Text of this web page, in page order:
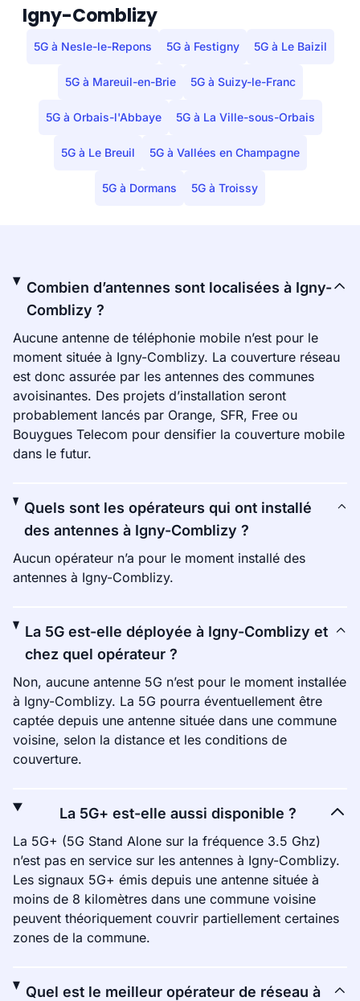
Igny-Comblizy
5G à Nesle-le-Repons 5G à Festigny 5G à Le Baizil
5G à Mareuil-en-Brie 5G à Suizy-le-Franc
5G à Orbais-l'Abbaye 5G à La Ville-sous-Orbais
5G à Le Breuil 5G à Vallées en Champagne
5G à Dormans 5G à Troissy
Combien d’antennes sont localisées à Igny-
Comblizy ?
Aucune antenne de téléphonie mobile n’est pour le
moment située à Igny-Comblizy. La couverture réseau
est donc assurée par les antennes des communes
avoisinantes. Des projets d’installation seront
probablement lancés par Orange, SFR, Free ou
Bouygues Telecom pour densifier la couverture mobile
dans le futur.
Quels sont les opérateurs qui ont installé
des antennes à Igny-Comblizy ?
Aucun opérateur n’a pour le moment installé des
antennes à Igny-Comblizy.
La 5G est-elle déployée à Igny-Comblizy et
chez quel opérateur ?
Non, aucune antenne 5G n’est pour le moment installée
à Igny-Comblizy. La 5G pourra éventuellement être
captée depuis une antenne située dans une commune
voisine, selon la distance et les conditions de
couverture.
La 5G+ est-elle aussi disponible ?
La 5G+ (5G Stand Alone sur la fréquence 3.5 Ghz)
n’est pas en service sur les antennes à Igny-Comblizy.
Les signaux 5G+ émis depuis une antenne située à
moins de 8 kilomètres dans une commune voisine
peuvent théoriquement couvrir partiellement certaines
zones de la commune.
Quel est le meilleur opérateur de réseau à